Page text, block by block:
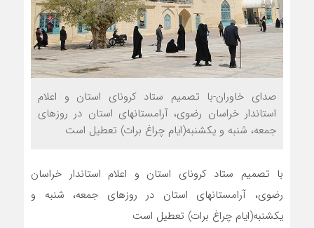
صدای خاوران-با تصمیم ستاد کرونای استان و اعلام
استاندار خراسان رضوی، آرامستانهای استان در روزهای
جمعه، شنبه و یکشنبه(ایام چراغ برات) تعطیل است
با تصمیم ستاد کرونای استان و اعلام استاندار خراسان
رضوی، آرامستانهای استان در روزهای جمعه، شنبه و
یکشنبه(ایام چراغ برات) تعطیل است